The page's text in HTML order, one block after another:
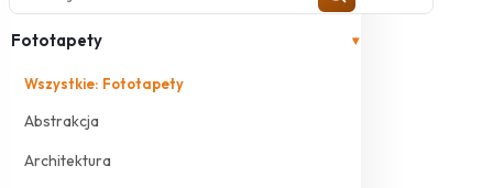
Fototapety ▾
Wszystkie: Fototapety
Abstrakcja
Architektura